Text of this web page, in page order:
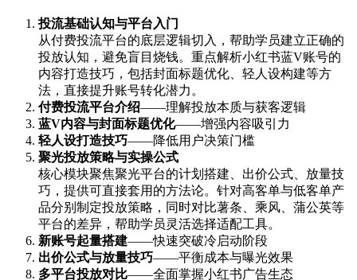
投流基础认知与平台入门
从付费投流平台的底层逻辑切入，帮助学员建立正确的
投放认知，避免盲目烧钱。重点解析小红书蓝V账号的
内容打造技巧，包括封面标题优化、轻人设构建等方
法，直接提升账号转化潜力。
付费投流平台介绍——理解投放本质与获客逻辑
蓝V内容与封面标题优化——增强内容吸引力
轻人设打造技巧——降低用户决策门槛
聚光投放策略与实操公式
核心模块聚焦聚光平台的计划搭建、出价公式、放量技
巧，提供可直接套用的方法论。针对高客单与低客单产
品分别制定投放策略，同时对比薯条、乘风、蒲公英等
平台的差异，帮助学员灵活选择适配工具。
新账号起量搭建——快速突破冷启动阶段
出价公式与放量技巧——平衡成本与曝光效果
多平台投放对比——全面掌握小红书广告生态